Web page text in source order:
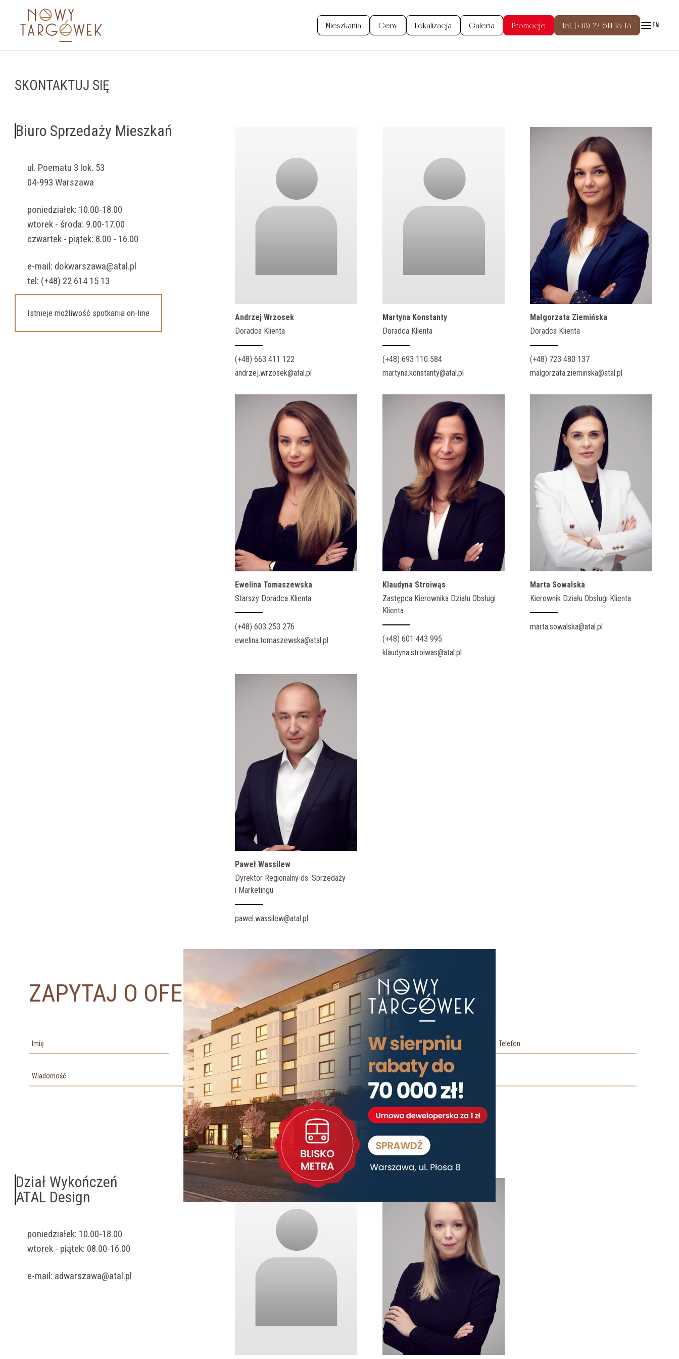
Mieszkania Ceny Lokalizacja Galeria Promocje tel. (+48) 22 614 15 13 EN
SKONTAKTUJ SIĘ
Biuro Sprzedaży Mieszkań
ul. Poematu 3 lok. 53
04-993 Warszawa
poniedziałek: 10.00-18.00
wtorek - środa: 9.00-17.00
czwartek - piątek: 8.00 - 16.00
e-mail: dokwarszawa@atal.pl
tel: (+48) 22 614 15 13
Istnieje możliwość spotkania on-line
Andrzej Wrzosek
Doradca Klienta
(+48) 663 411 122
andrzej.wrzosek@atal.pl
Martyna Konstanty
Doradca Klienta
(+48) 693 110 584
martyna.konstanty@atal.pl
Małgorzata Ziemińska
Doradca Klienta
(+48) 723 480 137
malgorzata.zieminska@atal.pl
Ewelina Tomaszewska
Starszy Doradca Klienta
(+48) 603 253 276
ewelina.tomaszewska@atal.pl
Klaudyna Stroiwąs
Zastępca Kierownika Działu Obsługi
Klienta
(+48) 601 443 995
klaudyna.stroiwas@atal.pl
Marta Sowalska
Kierownik Działu Obsługi Klienta
marta.sowalska@atal.pl
Paweł Wassilew
Dyrektor Regionalny ds. Sprzedaży
i Marketingu
pawel.wassilew@atal.pl
ZAPYTAJ O OFERTĘ
Imię Nazwisko E-mail Telefon
Wiadomość
Dział Wykończeń
ATAL Design
poniedziałek: 10.00-18.00
wtorek - piątek: 08.00-16.00
e-mail: adwarszawa@atal.pl